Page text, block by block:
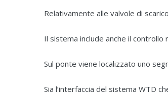
Relativamente alle valvole di
Il sistema include anche il
Sul ponte viene localizzato uno
Sia l’interfaccia del sistema WTD